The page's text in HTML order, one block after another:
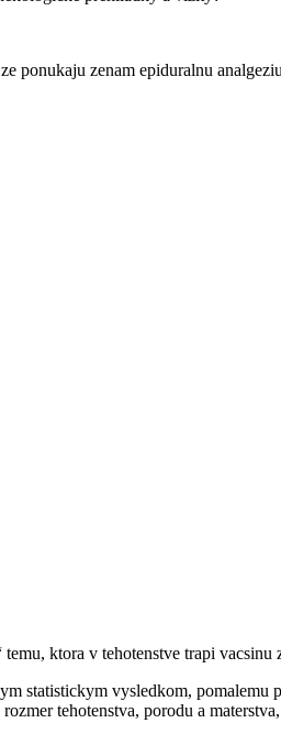
ponukaju zenam epiduralnu
ktora v tehotenstve trapi
statistickym vysledkom,
tehotenstva, porodu a